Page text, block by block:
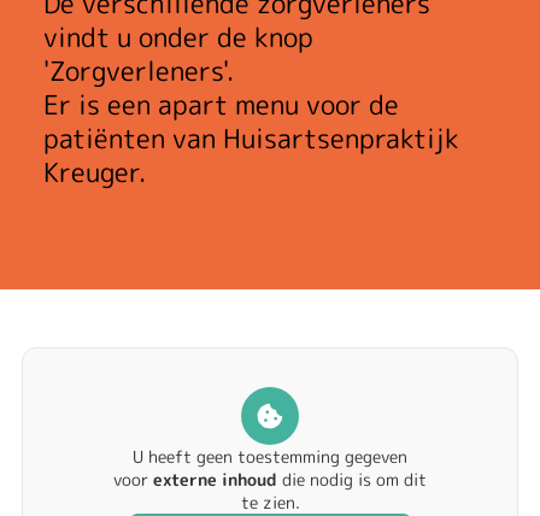
U heeft geen toestemming gegeven
voor externe inhoud die nodig is om dit
te zien.
vindt u onder de knop
'Zorgverleners'.
Er is een apart menu voor de
patiënten van Huisartsenpraktijk
Kreuger.